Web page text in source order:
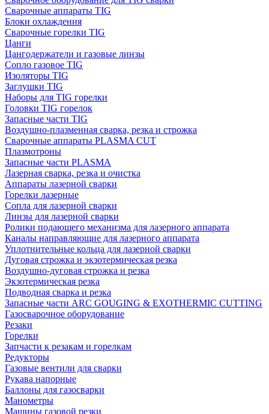
Сварочные аппараты TIG
Блоки охлаждения
Сварочные горелки TIG
Цанги
Цангодержатели и газовые линзы
Сопло газовое TIG
Изоляторы TIG
Заглушки TIG
Наборы для TIG горелки
Головки TIG горелок
Запасные части TIG
Воздушно-плазменная сварка, резка и строжка
Сварочные аппараты PLASMA CUT
Плазмотроны
Запасные части PLASMA
Лазерная сварка, резка и очистка
Аппараты лазерной сварки
Горелки лазерные
Сопла для лазерной сварки
Линзы для лазерной сварки
Ролики подающего механизма для лазерного аппарата
Каналы направляющие для лазерного аппарата
Уплотнительные кольца для лазерной сварки
Дуговая строжка и экзотермическая резка
Воздушно-дуговая строжка и резка
Экзотермическая резка
Подводная сварка и резка
Запасные части ARC GOUGING & EXOTHERMIC CUTTING
Газосварочное оборудование
Резаки
Горелки
Запчасти к резакам и горелкам
Редукторы
Газовые вентили для сварки
Рукава напорные
Баллоны для газосварки
Манометры
Машины газовой резки